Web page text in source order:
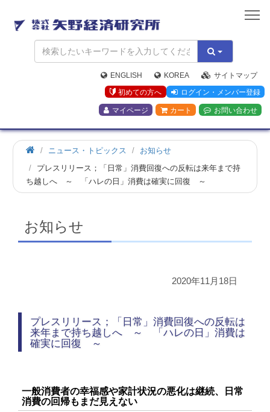
矢
野
経
済
研
究
所
ENGLISH KOREA
サイトマップ
初めての方へ
ログイン・メンバー登録
マイページ カート お問い合わせ
ホ
ム
ニュース・トピックス
お知らせ
プレスリリース；「日常」消費回復への反転は来年まで持
ち越しへ ～ 「ハレの日」消費は確実に回復 ～
お知らせ
2020年11月18日
プレスリリース；「日常」消費回復への反転は
来年まで持ち越しへ ～ 「ハレの日」消費は
確実に回復 ～
一般消費者の幸福感や家計状況の悪化は継続、日常
消費の回帰もまだ見えない